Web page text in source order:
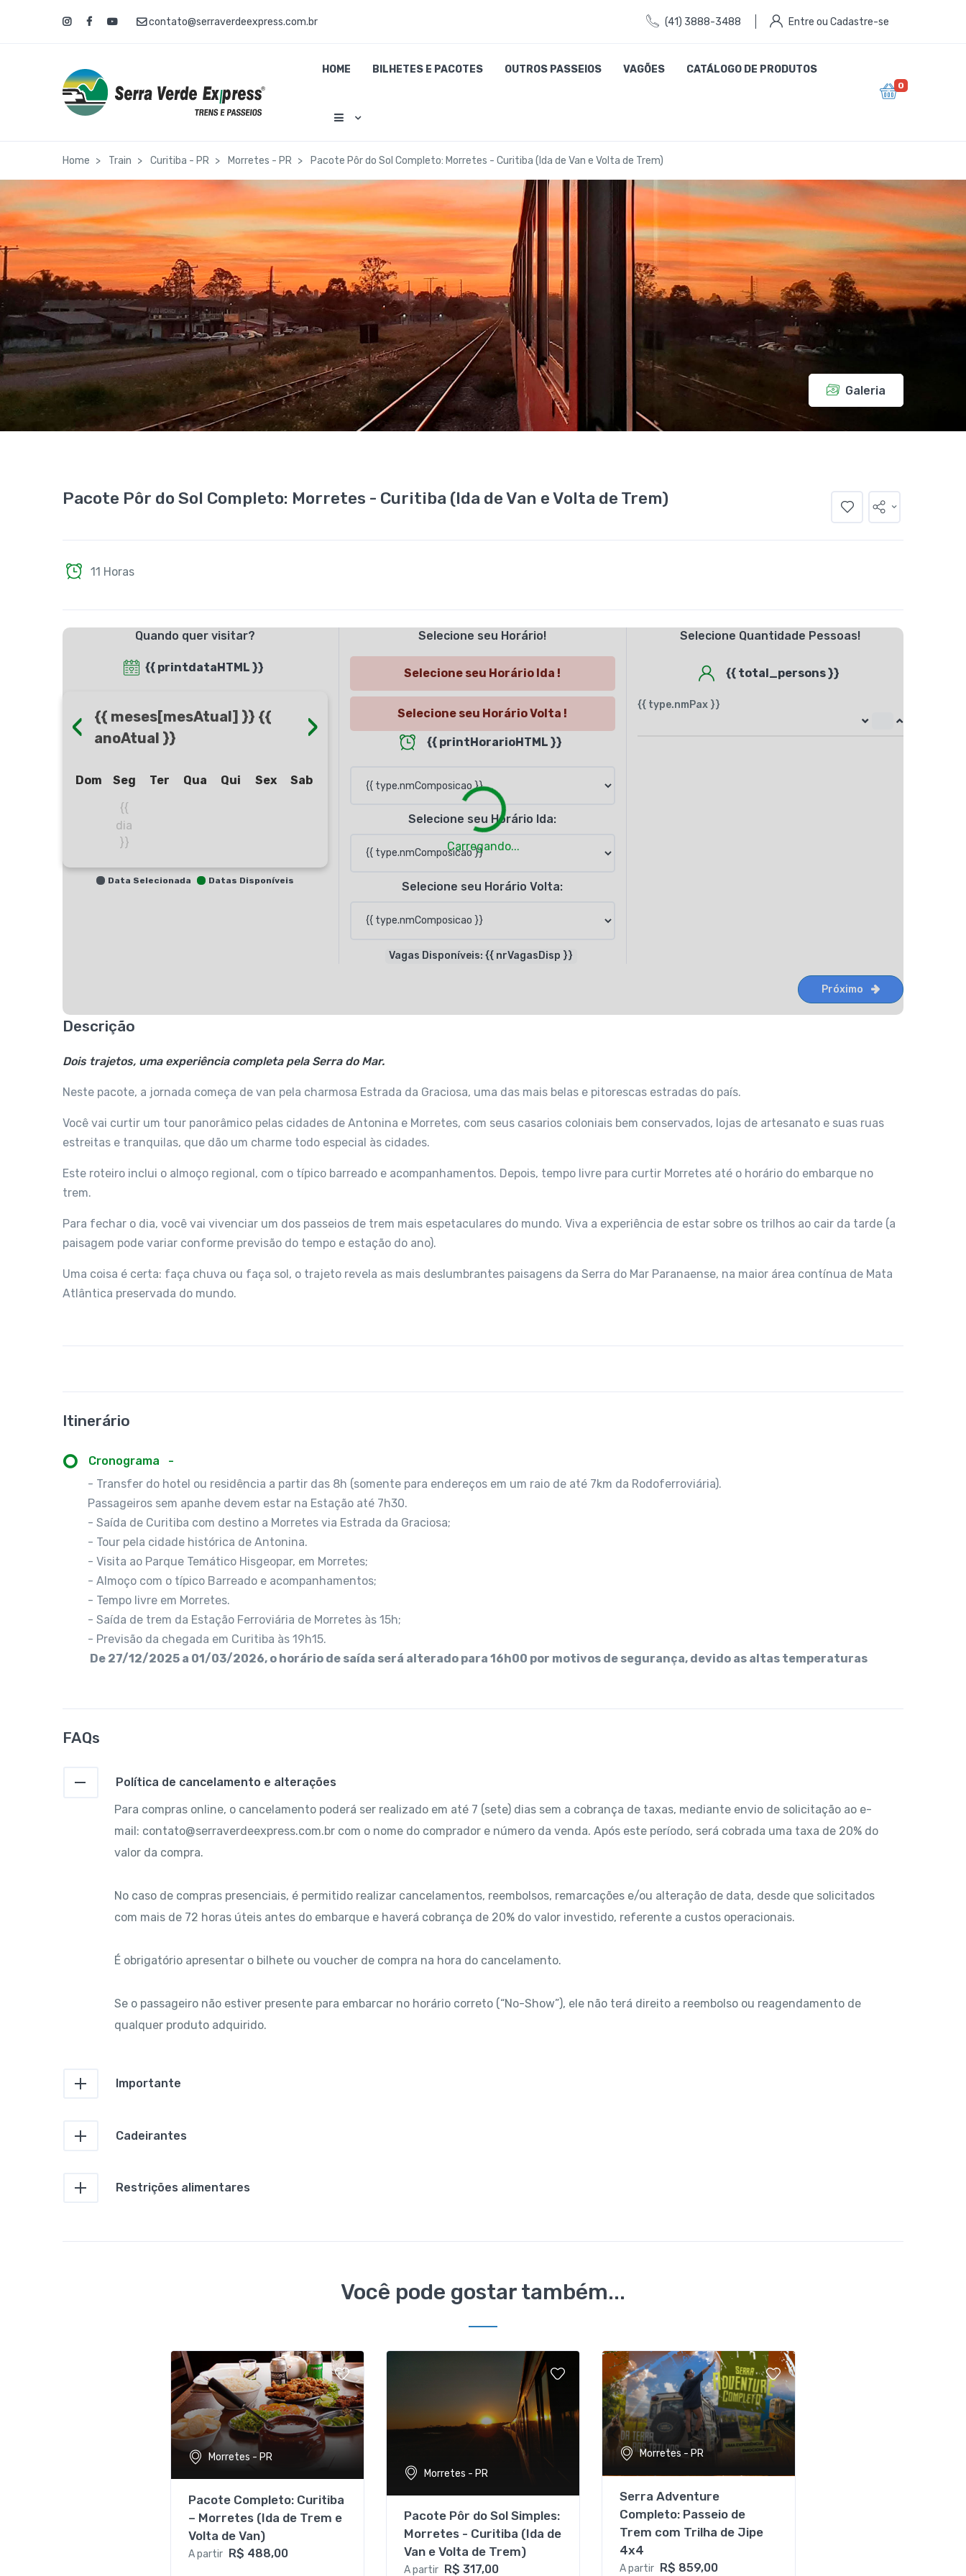
contato@serraverdeexpress.com.br (41) 3888-3488 Entre ou Cadastre-se
HOME BILHETES E PACOTES OUTROS PASSEIOS VAGÕES CATÁLOGO DE PRODUTOS
0
Home Train Curitiba - PR Morretes - PR Pacote Pôr do Sol Completo: Morretes - Curitiba (Ida de Van e Volta de Trem)
Galeria
Pacote Pôr do Sol Completo: Morretes - Curitiba (Ida de Van e Volta de Trem)
11 Horas
Loading...
Carregando...
Quando quer visitar?
{{ printdataHTML }}
‹
{{ meses[mesAtual] }} {{
anoAtual }}
›
Dom Seg Ter Qua Qui Sex Sab
{{
dia
}}
Data Selecionada Datas Disponíveis
Selecione seu Horário!
Selecione seu Horário Ida !
Selecione seu Horário Volta !
{{ printHorarioHTML }}
Selecione seu Horário Ida:
Selecione seu Horário Volta:
Vagas Disponíveis: {{ nrVagasDisp }}
Selecione Quantidade Pessoas!
{{ total_persons }}
{{ type.nmPax }}
Próximo
Descrição
Dois trajetos, uma experiência completa pela Serra do Mar.
Neste pacote, a jornada começa de van pela charmosa Estrada da Graciosa, uma das mais belas e pitorescas estradas do país.
Você vai curtir um tour panorâmico pelas cidades de Antonina e Morretes, com seus casarios coloniais bem conservados, lojas de artesanato e suas ruas
estreitas e tranquilas, que dão um charme todo especial às cidades.
Este roteiro inclui o almoço regional, com o típico barreado e acompanhamentos. Depois, tempo livre para curtir Morretes até o horário do embarque no
trem.
Para fechar o dia, você vai vivenciar um dos passeios de trem mais espetaculares do mundo. Viva a experiência de estar sobre os trilhos ao cair da tarde (a
paisagem pode variar conforme previsão do tempo e estação do ano).
Uma coisa é certa: faça chuva ou faça sol, o trajeto revela as mais deslumbrantes paisagens da Serra do Mar Paranaense, na maior área contínua de Mata
Atlântica preservada do mundo.
Itinerário
Cronograma
-
- Transfer do hotel ou residência a partir das 8h (somente para endereços em um raio de até 7km da Rodoferroviária).
Passageiros sem apanhe devem estar na Estação até 7h30.
- Saída de Curitiba com destino a Morretes via Estrada da Graciosa;
- Tour pela cidade histórica de Antonina.
- Visita ao Parque Temático Hisgeopar, em Morretes;
- Almoço com o típico Barreado e acompanhamentos;
- Tempo livre em Morretes.
- Saída de trem da Estação Ferroviária de Morretes às 15h;
- Previsão da chegada em Curitiba às 19h15.
De 27/12/2025 a 01/03/2026, o horário de saída será alterado para 16h00 por motivos de segurança, devido as altas temperaturas
FAQs
Política de cancelamento e alterações
Para compras online, o cancelamento poderá ser realizado em até 7 (sete) dias sem a cobrança de taxas, mediante envio de solicitação ao e-
mail: contato@serraverdeexpress.com.br com o nome do comprador e número da venda. Após este período, será cobrada uma taxa de 20% do
valor da compra.
No caso de compras presenciais, é permitido realizar cancelamentos, reembolsos, remarcações e/ou alteração de data, desde que solicitados
com mais de 72 horas úteis antes do embarque e haverá cobrança de 20% do valor investido, referente a custos operacionais.
É obrigatório apresentar o bilhete ou voucher de compra na hora do cancelamento.
Se o passageiro não estiver presente para embarcar no horário correto (“No-Show”), ele não terá direito a reembolso ou reagendamento de
qualquer produto adquirido.
Importante
Cadeirantes
Restrições alimentares
Você pode gostar também...
Morretes - PR
Pacote Completo: Curitiba
– Morretes (Ida de Trem e
Volta de Van)
A partir R$ 488,00
Morretes - PR
Pacote Pôr do Sol Simples:
Morretes - Curitiba (Ida de
Van e Volta de Trem)
A partir R$ 317,00
Morretes - PR
Serra Adventure
Completo: Passeio de
Trem com Trilha de Jipe
4x4
A partir R$ 859,00